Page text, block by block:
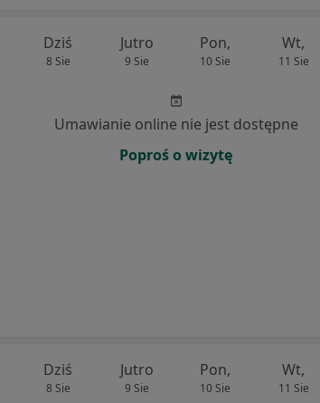
Dziś
8 Sie
Jutro
9 Sie
Pon,
10 Sie
Wt,
11 Sie
Umawianie online nie jest dostępne
Poproś o wizytę
Dziś
8 Sie
Jutro
9 Sie
Pon,
10 Sie
Wt,
11 Sie